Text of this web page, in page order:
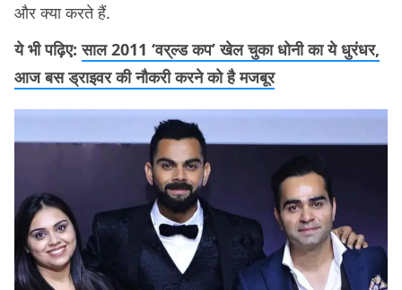
और क्या करते हैं.
ये भी पढ़िए:साल 2011 ‘वर्ल्ड कप’ खेल चुका धोनी का ये धुरंधर,
आज बस ड्राइवर की नौकरी करने को है मजबूर